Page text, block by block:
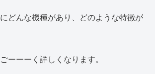
どんな機種があり、どのような特徴が
ーーーく詳しくなります。